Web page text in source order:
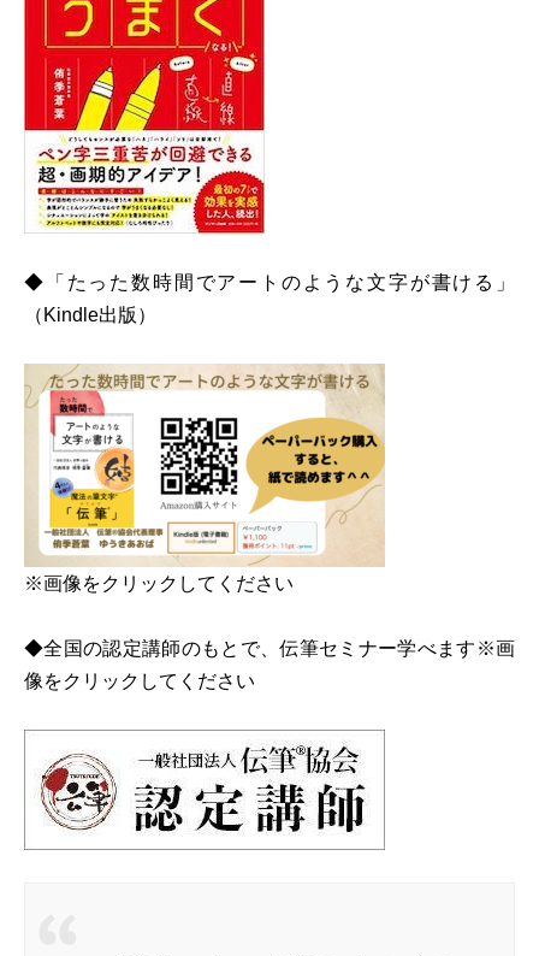
◆「たった数時間でアートのような文字が書ける」
（Kindle出版）
※画像をクリックしてください
◆全国の認定講師のもとで、伝筆セミナー学べます※画
像をクリックしてください